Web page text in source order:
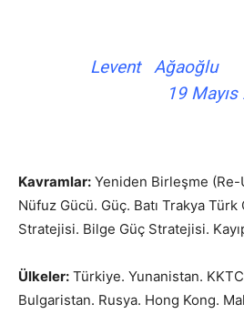
Levent
19 Mayıs
Kavramlar: Yeniden Birleşme
Nüfuz Gücü. Güç. Batı Trakya
Stratejisi. Bilge Güç Stratejisi.
Ülkeler: Türkiye. Yunanistan.
Bulgaristan. Rusya. Hong Kong.